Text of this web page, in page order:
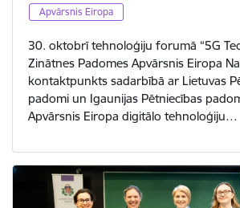
Apvārsnis Eiropa
30. oktobrī tehnoloģiju forumā “5G
Zinātnes Padomes Apvārsnis Eiropa
kontaktpunkts sadarbībā ar Lietuvas
padomi un Igaunijas Pētniecības
Apvārsnis Eiropa digitālo tehnoloģiju…